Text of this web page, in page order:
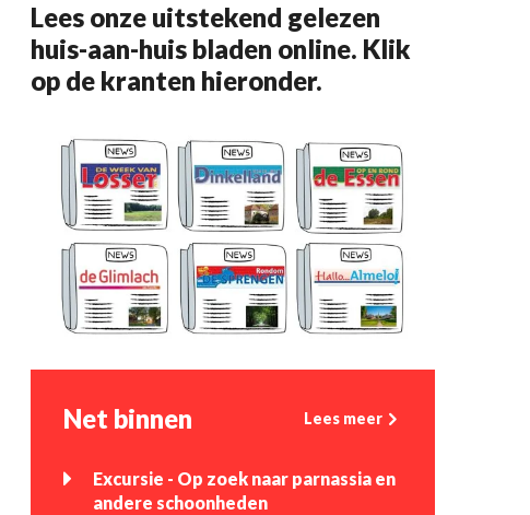
Lees onze uitstekend gelezen
huis-aan-huis bladen online. Klik
op de kranten hieronder.
Net binnen Lees meer
Excursie - Op zoek naar parnassia en
andere schoonheden